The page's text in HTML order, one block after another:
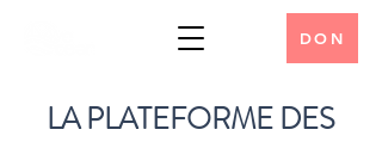
DON
LA PLATEFORME DES